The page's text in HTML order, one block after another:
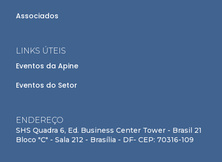
Associados
LINKS ÚTEIS
Eventos da Apine
Eventos do Setor
ENDEREÇO
SHS Quadra 6, Ed. Business Center Tower - Brasil 21
Bloco "C" - Sala 212 - Brasília - DF- CEP: 70316-109